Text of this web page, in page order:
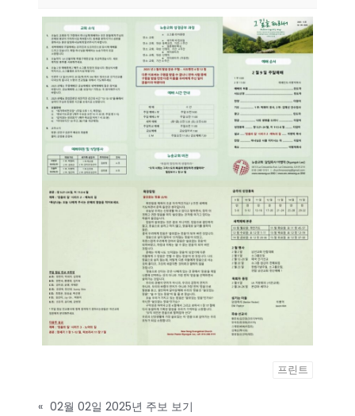
프린트
« 02월 02일 2025년 주보 보기